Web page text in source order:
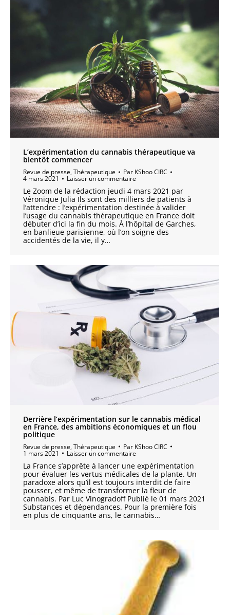
L’expérimentation du cannabis thérapeutique va
bientôt commencer
Revue de presse,Thérapeutique Par KShoo CIRC
4 mars 2021 Laisser un commentaire
Le Zoom de la rédaction jeudi 4 mars 2021 par
Véronique Julia Ils sont des milliers de patients à
l’attendre : l’expérimentation destinée à valider
l’usage du cannabis thérapeutique en France doit
débuter d’ici la fin du mois. À l’hôpital de Garches,
en banlieue parisienne, où l’on soigne des
accidentés de la vie, il y…
Derrière l’expérimentation sur le cannabis médical
en France, des ambitions économiques et un flou
politique
Revue de presse,Thérapeutique Par KShoo CIRC
1 mars 2021 Laisser un commentaire
La France s’apprête à lancer une expérimentation
pour évaluer les vertus médicales de la plante. Un
paradoxe alors qu’il est toujours interdit de faire
pousser, et même de transformer la fleur de
cannabis. Par Luc Vinogradoff Publié le 01 mars 2021
Substances et dépendances. Pour la première fois
en plus de cinquante ans, le cannabis…